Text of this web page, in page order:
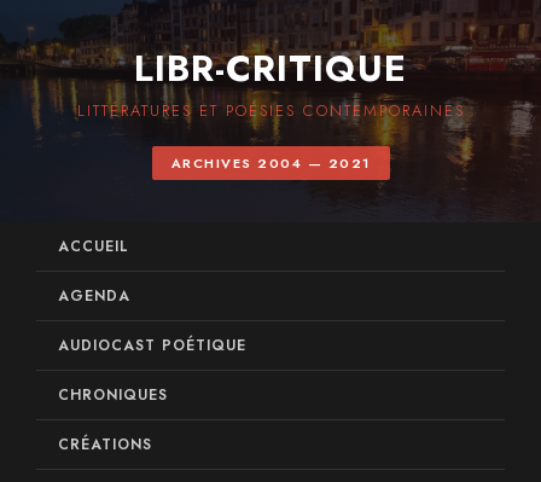
LIBR-CRITIQUE
LITTÉRATURES ET POÉSIES CONTEMPORAINES
ARCHIVES 2004 — 2021
ACCUEIL
AGENDA
AUDIOCAST POÉTIQUE
CHRONIQUES
CRÉATIONS